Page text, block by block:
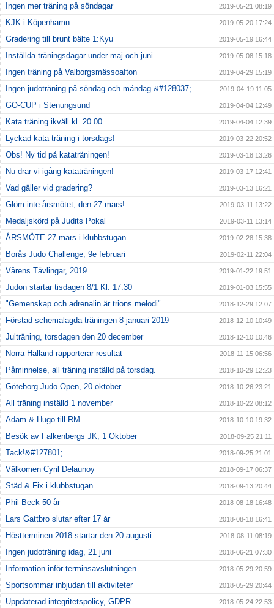
Ingen mer träning på söndagar 2019-05-21 08:19
KJK i Köpenhamn 2019-05-20 17:24
Gradering till brunt bälte 1:Kyu 2019-05-19 16:44
Inställda träningsdagar under maj och juni 2019-05-08 15:18
Ingen träning på Valborgsmässoafton 2019-04-29 15:19
Ingen judoträning på söndag och måndag &#128037; 2019-04-19 11:05
GO-CUP i Stenungsund 2019-04-04 12:49
Kata träning ikväll kl. 20.00 2019-04-04 12:39
Lyckad kata träning i torsdags! 2019-03-22 20:52
Obs! Ny tid på kataträningen! 2019-03-18 13:26
Nu drar vi igång kataträningen! 2019-03-17 12:41
Vad gäller vid gradering? 2019-03-13 16:21
Glöm inte årsmötet, den 27 mars! 2019-03-11 13:22
Medaljskörd på Judits Pokal 2019-03-11 13:14
ÅRSMÖTE 27 mars i klubbstugan 2019-02-28 15:38
Borås Judo Challenge, 9e februari 2019-02-11 22:04
Vårens Tävlingar, 2019 2019-01-22 19:51
Judon startar tisdagen 8/1 Kl. 17.30 2019-01-03 15:55
"Gemenskap och adrenalin är trions melodi" 2018-12-29 12:07
Förstad schemalagda träningen 8 januari 2019 2018-12-10 10:49
Julträning, torsdagen den 20 december 2018-12-10 10:46
Norra Halland rapporterar resultat 2018-11-15 06:56
Påminnelse, all träning inställd på torsdag. 2018-10-29 12:23
Göteborg Judo Open, 20 oktober 2018-10-26 23:21
All träning inställd 1 november 2018-10-22 08:12
Adam & Hugo till RM 2018-10-10 19:32
Besök av Falkenbergs JK, 1 Oktober 2018-09-25 21:11
Tack!&#127801; 2018-09-25 21:01
Välkomen Cyril Delaunoy 2018-09-17 06:37
Städ & Fix i klubbstugan 2018-09-13 20:44
Phil Beck 50 år 2018-08-18 16:48
Lars Gattbro slutar efter 17 år 2018-08-18 16:41
Höstterminen 2018 startar den 20 augusti 2018-08-11 08:19
Ingen judoträning idag, 21 juni 2018-06-21 07:30
Information inför terminsavslutningen 2018-05-29 20:59
Sportsommar inbjudan till aktiviteter 2018-05-29 20:44
Uppdaterad integritetspolicy, GDPR 2018-05-24 22:53